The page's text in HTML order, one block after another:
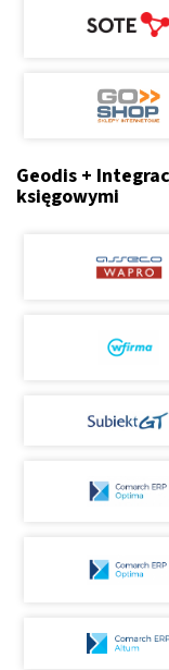
Geodis +
księgowymi